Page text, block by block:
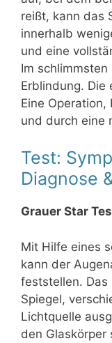
reißt, kann das
innerhalb
und eine
Im
Erblindung. Die
Eine
und durch eine
Test:
Diagnose
Grauer Star
Mit Hilfe eines
kann der
feststellen. Das
Spiegel,
Lichtquelle
den